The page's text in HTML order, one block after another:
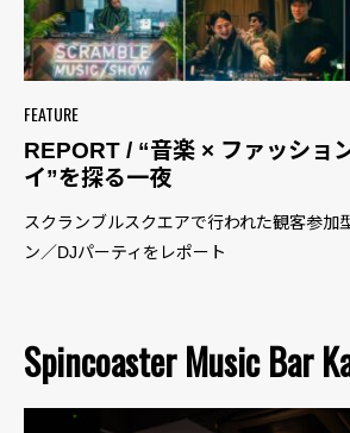
FEATURE
REPORT / “音楽 × ファッショ
イ”を探る一夜
スクランブルスクエアで行われた観客参加
ン／DJパーティをレポート
Spincoaster Music Bar